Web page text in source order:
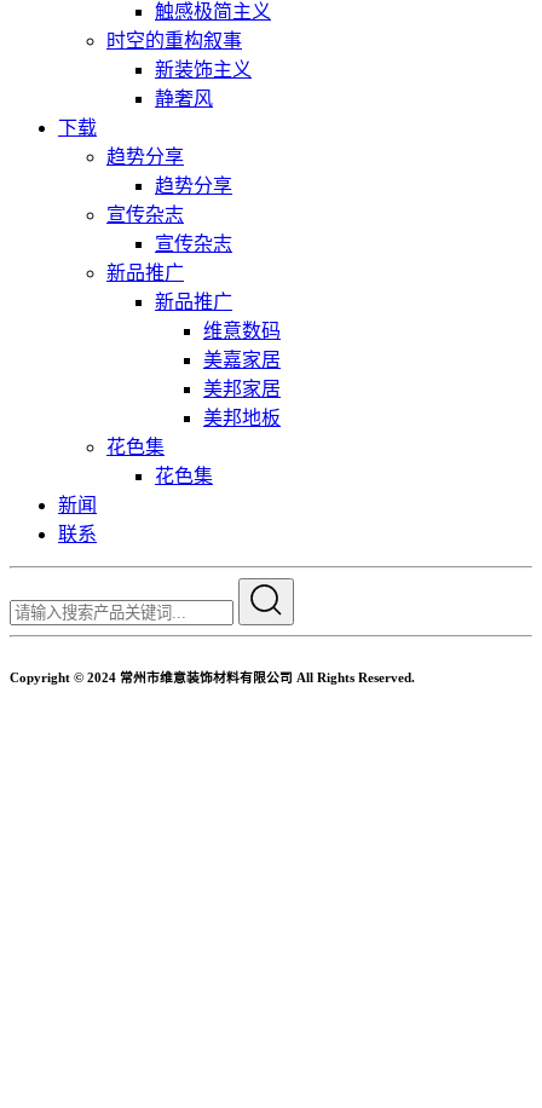
触感极简主义
时空的重构叙事
新装饰主义
静奢风
下载
趋势分享
趋势分享
宣传杂志
宣传杂志
新品推广
新品推广
维意数码
美嘉家居
美邦家居
美邦地板
花色集
花色集
新闻
联系
Copyright © 2024 常州市维意装饰材料有限公司 All Rights Reserved.